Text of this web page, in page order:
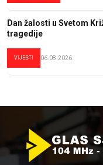
Dan žalosti u Svetom
tragedije
VIJESTI 06.08.2026.